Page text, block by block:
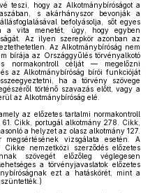
teszi, hogy az Alkotmánybíróságot a
s akárhányszor bevonják a
befolyásolja, sőt egyes
a vita menetét, úgy, hogy egyben
Az ilyen szerepkör azonban az
Az Alkotmánybíróság nem
bírája az Országgyűlés törvényalkotó
normakontroll célját — megelőzni
az Alkotmánybíróság bírói funkcióját
ha a törvény szövege
történő szavazás előtt, vagy a
az Alkotmánybíróság elé.
az előzetes tartalmi normakontroll
Cikk, portugál alkotmány 278. Cikk,
a helyzet az olasz alkotmány 127.
vizsgálata esetén. A
nemzetközi szerződés előzetes
szövegét előzőleg véglegesen
a törvényjavaslatok előzetes
ezt a hatáskörét, mint a